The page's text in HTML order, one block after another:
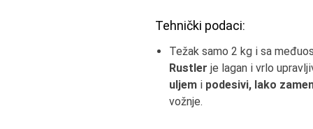
Tehnički podaci:
Težak samo 2 kg i sa
Rustler je lagan i vrlo
uljem i podesivi, lako
vožnje.